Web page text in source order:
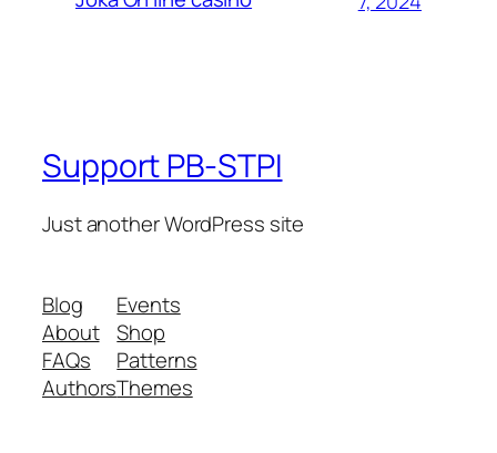
Support PB-STPI
Just another WordPress site
Blog
About
FAQs
Authors
Events
Shop
Patterns
Themes